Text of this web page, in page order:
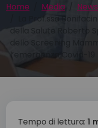
Home Media
News
La Prof.ssa
dello Screening
l’emergenza Covid-19
Tempo di lettura: 1